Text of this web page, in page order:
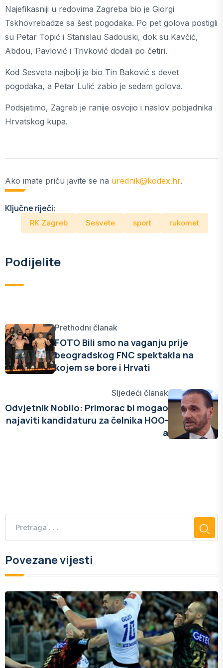
Najefikasniji u redovima Zagreba bio je Giorgi
Tskhovrebadze sa šest pogodaka. Po pet golova postigli
su Petar Topić i Stanislau Sadouski, dok su Kavčić,
Abdou, Pavlović i Trivković dodali po četiri.
Kod Sesveta najbolji je bio Tin Baković s devet
pogodaka, a Petar Lulić zabio je sedam golova.
Podsjetimo, Zagreb je ranije osvojio i naslov pobjednika
Hrvatskog kupa.
Ako imate priču javite se na urednik@kodex.hr.
Ključne riječi:
RK Zagreb Sesvete sport rukomet
Podijelite
Prethodni članak
FOTO Bili smo na vaganju prije
beogradskog FNC spektakla na
kojem se bore i Hrvati
Sljedeći članak
Odvjetnik Nobilo: Primorac bi mogao
najaviti kandidaturu za čelnika HOO-
a
Povezane vijesti